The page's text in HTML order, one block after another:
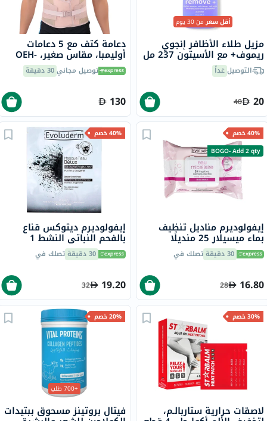
أقل سعرمن 30 يوم
مزيل طلاء الأظافر إنجوي
ريموف+ مع الأسيتون 237 مل
التوصيلغداً
20
40
دعامة كتف مع 5 دعامات
أوليمبا، مقاس صغير، OEH-
411 توصيل مجاني30 دقيقة
130
40% خصم
BOGO- Add 2 qty
إيفولوديرم مناديل تنظيف
بماء ميسيلار 25 منديلًا
16279 30 دقيقة تصلك في
16.80
28
40% خصم
إيفولوديرم ديتوكس قناع
بالفحم النباتي النشط 1
قطعة 1732830 دقيقة تصلك في
19.20
32
30% خصم
لاصقات حرارية ستاربالـم،
20% خصم
+700 طلب
فيتال بروتينز مسحوق ببتيدات